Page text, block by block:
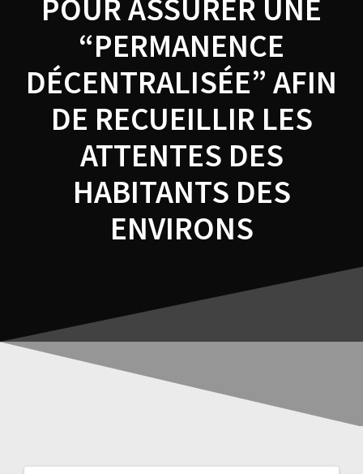
POUR ASSURER UNE
“PERMANENCE
DÉCENTRALISÉE” AFIN
DE RECUEILLIR LES
ATTENTES DES
HABITANTS DES
ENVIRONS